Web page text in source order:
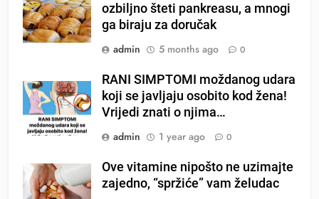
ozbiljno šteti pankreasu, a mnogi
ga biraju za doručak
admin
5 months ago 0
RANI SIMPTOMI moždanog udara
koji se javljaju osobito kod žena!
Vrijedi znati o njima…
admin
1 year ago 0
Ove vitamine nipošto ne uzimajte
zajedno, “spržiće” vam želudac